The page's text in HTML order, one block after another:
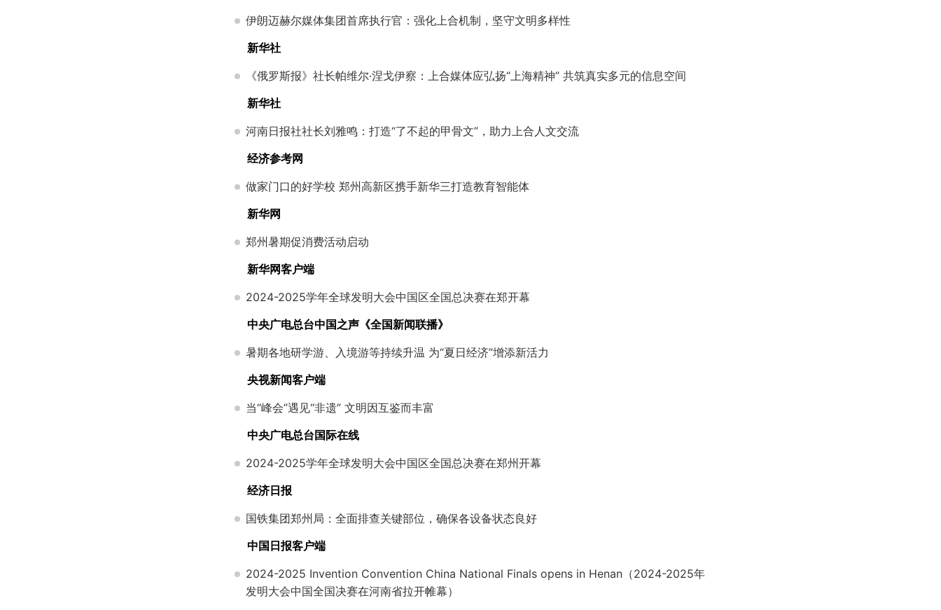
伊朗迈赫尔媒体集团首席执行官：强化上合机制，坚守文明多样性
新华社
《俄罗斯报》社长帕维尔·涅戈伊察：上合媒体应弘扬“上海精神” 共筑真实多元的信息空间
新华社
河南日报社社长刘雅鸣：打造“了不起的甲骨文”，助力上合人文交流
经济参考网
做家门口的好学校 郑州高新区携手新华三打造教育智能体
新华网
郑州暑期促消费活动启动
新华网客户端
2024-2025学年全球发明大会中国区全国总决赛在郑开幕
中央广电总台中国之声《全国新闻联播》
暑期各地研学游、入境游等持续升温 为“夏日经济”增添新活力
央视新闻客户端
当“峰会”遇见“非遗” 文明因互鉴而丰富
中央广电总台国际在线
2024-2025学年全球发明大会中国区全国总决赛在郑州开幕
经济日报
国铁集团郑州局：全面排查关键部位，确保各设备状态良好
中国日报客户端
2024-2025 Invention Convention China National Finals opens in Henan（2024-2025年
发明大会中国全国决赛在河南省拉开帷幕）